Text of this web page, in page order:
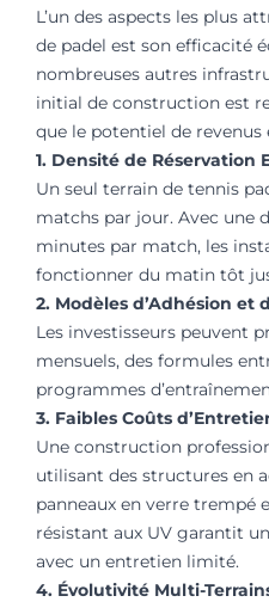
L’un des aspects les plus
de padel est son efficacité
nombreuses autres
initial de construction est
que le potentiel de
1. Densité de Réservation
Un seul terrain de tennis
matchs par jour. Avec une
minutes par match, les
fonctionner du matin tôt
2. Modèles d’Adhésion et
Les investisseurs peuvent
mensuels, des formules
programmes
3. Faibles Coûts
Une construction
utilisant des structures en
panneaux en verre trempé
résistant aux UV garantit
avec un entretien limité.
4. Évolutivité Multi-